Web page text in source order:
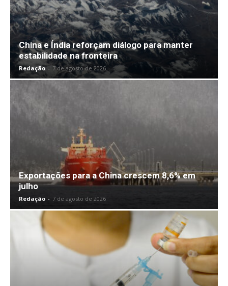
China e Índia reforçam diálogo para manter
estabilidade na fronteira
Redação - 7 de agosto de 2026
Exportações para a China crescem 8,6% em
julho
Redação - 7 de agosto de 2026